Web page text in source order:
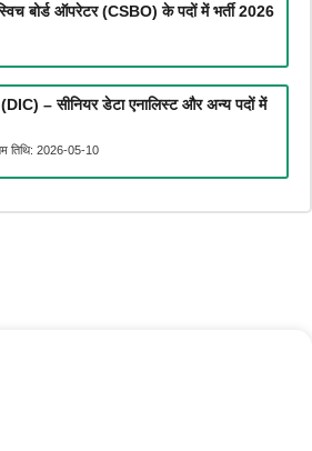
बोर्ड ऑपरेटर (CSBO) के पदों में भर्ती 2026
– सीनियर डेटा एनालिस्ट और अन्य पदों में
तिथि: 2026-05-10